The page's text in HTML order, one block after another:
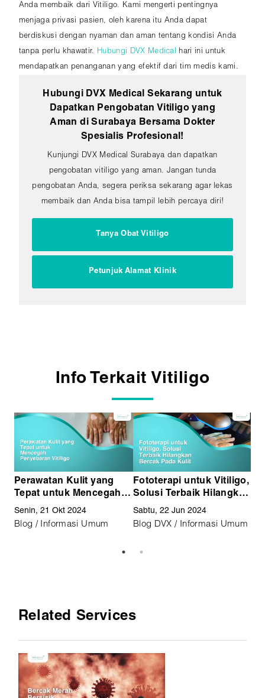
Anda membaik dari Vitiligo. Kami mengerti pentingnya
menjaga privasi pasien, oleh karena itu Anda dapat
berdiskusi dengan nyaman dan aman tentang kondisi Anda
tanpa perlu khawatir. Hubungi DVX Medical hari ini untuk
mendapatkan penanganan yang efektif dari tim medis kami.
Hubungi DVX Medical Sekarang untuk
Dapatkan Pengobatan Vitiligo yang
Aman di Surabaya Bersama Dokter
Spesialis Profesional!
Kunjungi DVX Medical Surabaya dan dapatkan
pengobatan vitiligo yang aman. Jangan tunda
pengobatan Anda, segera periksa sekarang agar lekas
membaik dan Anda bisa tampil lebih percaya diri!
Tanya Obat Vitiligo
Petunjuk Alamat Klinik
Info Terkait Vitiligo
Perawatan Kulit yang
Tepat untuk Mencegah
Penyebaran Vitiligo
Senin, 21 Okt 2024
Blog / Informasi Umum
Fototerapi untuk Vitiligo,
Solusi Terbaik Hilangkan
Bercak Pada Kulit
Sabtu, 22 Jun 2024
Blog DVX / Informasi Umum
Related Services